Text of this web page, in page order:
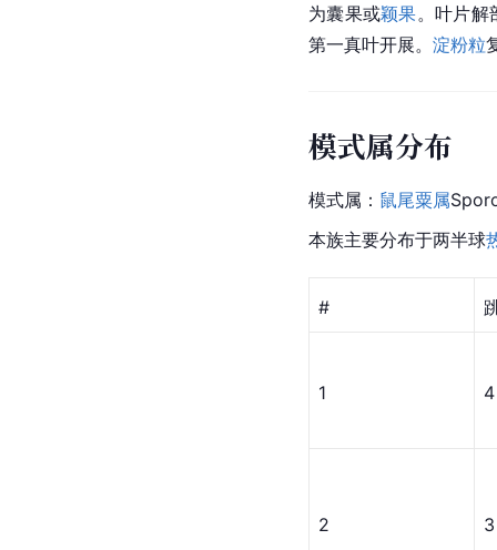
为囊果或颖果。叶片解
第一真叶开展。 淀粉粒
模式属分布
模式属： 鼠尾粟属
本族主要分布于两半球
#
1 4
2 3